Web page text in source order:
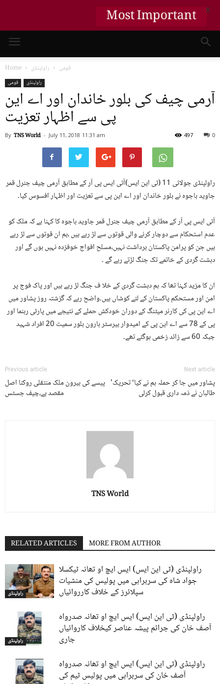
Home قومی راولپنڈی
قومی راولپنڈی
آرمی چیف کی بلور خاندان اور اے این
پی سے اظہار تعزیت
By TNS World - July 11, 2018 11:31 am 0
497
راولپنڈی جولائی 11 (ٹی این ایس)آئی ایس پی آر کے مطابق آرمی چیف جنرل قمر
جاوید باجوہ نے بلور خاندان اور اے این پی سے تعزیت اور اظہار افسوس کیا۔
آئی ایس پی آر کے مطابق آرمی چیف جنرل قمر جاوید باجوہ کا کہنا ہے کہ ملک کو
عدم استحکام سے دوچار کرنے والی قوتوں سے لڑ رہے ہیں ،ہم ان قوتوں سے لڑ رہے
ہیں جن کو پرامن پاکستان برداشت نہیں،مسلح افواج خوفزدہ نہیں ہوں گے اور
دہشت گردی کے خاتمے تک جنگ لڑتے رہے گے ۔
ان کا مزید کہنا تھا کہ ہم دہشت گردی کے خلا ف جنگ لڑ رہے ہیں اور پاک فوج پر
امن اور مستحکم پاکستان کے لئے کوشاں ہیں۔واضح رہے کہ گزشتہ روز پشاور میں
اے این پی کی کارنر میٹنگ کے دوران خودکش حملے کے نتیجے میں پارٹی رہنما اور
پی کے 78 سے اے این پی کے امیدوار بیرسٹر ہارون بلور سمیت 20 افراد شہید
جبکہ 60 سے زائد زخمی ہوگئے تھے۔
Previous article
پیسے کی بیرون ملک منتقلی روکنا اصل
مقصد ہے،چیف جسٹس
Next article
’پشاور میں جا کر حملہ ہم نے کیا‘ تحریک
طالبان نے ذمہ داری قبول کرلی
TNS World
RELATED ARTICLES MORE FROM AUTHOR
راولپنڈی
راولپنڈی (ٹی این ایس) ایس ایچ او تھانہ ٹیکسلا
جواد شاہ کی سربراہی میں پولیس کی منشیات
سپلائرز کے خلاف کارروائیاں
راولپنڈی
راولپنڈی (ٹی این ایس) ایس ایچ او تھانہ صدرواہ
آصف خان کی جرائم پیشہ عناصر کیخلاف کاروائیاں
جاری
راولپنڈی (ٹی این ایس) ایس ایچ او تھانہ صدرواہ
آصف خان کی سربراہی میں پولیس ٹیم کی
Most Important X